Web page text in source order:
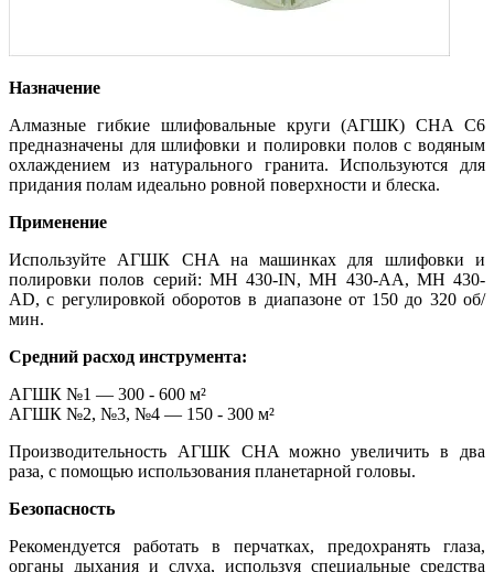
Назначение
Алмазные гибкие шлифовальные круги (АГШК) CHA C6
предназначены для шлифовки и полировки полов с водяным
охлаждением из натурального гранита. Используются для
придания полам идеально ровной поверхности и блеска.
Применение
Используйте АГШК CHA на машинках для шлифовки и
полировки полов серий: MH 430-IN, MH 430-AA, MH 430-
AD, с регулировкой оборотов в диапазоне от 150 до 320 об/
мин.
Средний расход инструмента:
АГШК №1 — 300 - 600 м²
АГШК №2, №3, №4 — 150 - 300 м²
Производительность АГШК CHA можно увеличить в два
раза, с помощью использования планетарной головы.
Безопасность
Рекомендуется работать в перчатках, предохранять глаза,
органы дыхания и слуха, используя специальные средства